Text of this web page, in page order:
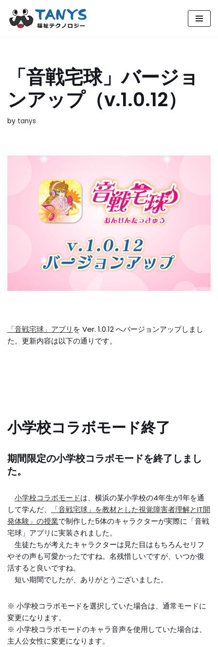
コ
ス
キ
ッ
「音戦宅球」バージョ
ンアップ（v.1.0.12）
by tanys
「音戦宅球」アプリ を Ver. 1.0.12 へバージョンアップしまし
た。更新内容は以下の通りです。
小学校コラボモード終了
期間限定の小学校コラボモードを終了しまし
た。
小学校コラボモードは、横浜の某小学校の4年生が1年を通
して学んだ、
「音戦宅球」を教材とした視覚障害者理解とIT開
発体験」の授業で制作した5体のキャラクターが実際に「音戦
宅球」アプリに実装されました。
生徒たちが考えたキャラクターは見た目はもちろんセリフ
やその声も可愛かったですね。名残惜しいですが、いつか復
活すると良いですね。
短い期間でしたが、ありがとうございました。
※ 小学校コラボモードを選択していた場合は、通常モードに
変更になります。
※ 小学校コラボモードのキャラ音声を使用していた場合は、
主人公女性に変更になります。